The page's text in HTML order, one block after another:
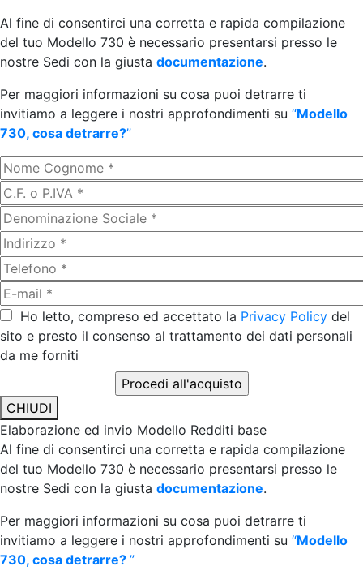
Al fine di consentirci una corretta e rapida compilazione
del tuo Modello 730 è necessario presentarsi presso le
nostre Sedi con la giusta documentazione.
Per maggiori informazioni su cosa puoi detrarre ti
invitiamo a leggere i nostri approfondimenti su “Modello
730, cosa detrarre?”
Ho letto, compreso ed accettato la Privacy Policy del
sito e presto il consenso al trattamento dei dati personali
da me forniti
CHIUDI
Elaborazione ed invio Modello Redditi base
Al fine di consentirci una corretta e rapida compilazione
del tuo Modello 730 è necessario presentarsi presso le
nostre Sedi con la giusta documentazione.
Per maggiori informazioni su cosa puoi detrarre ti
invitiamo a leggere i nostri approfondimenti su “Modello
730, cosa detrarre? ”